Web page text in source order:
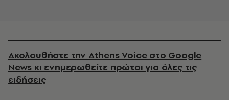
Ακολουθήστε την Athens Voice στο Google
News κι ενημερωθείτε πρώτοι για όλες τις
ειδήσεις